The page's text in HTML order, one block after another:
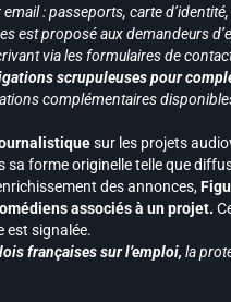
: passeports, carte
est proposé aux demandeurs
via les formulaires de
scrupuleuses pour
complémentaires
sur les projets
sa forme originelle telle que
des annonces,
associés à un projet.
est signalée.
françaises sur l’emploi, la